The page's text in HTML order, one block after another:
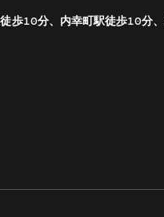
歩10分、内幸町駅徒歩10分、